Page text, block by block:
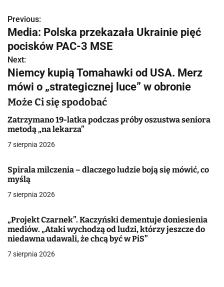
N
a
w
i
g
a
c
a
w
i
s
Previous:
Media: Polska przekazała Ukrainie pięć
pocisków PAC-3 MSE
Next:
Niemcy kupią Tomahawki od USA. Merz
mówi o „strategicznej luce” w obronie
Może Ci się spodobać
Zatrzymano 19-latka podczas próby oszustwa seniora
metodą „na lekarza”
7 sierpnia 2026
Spirala milczenia – dlaczego ludzie boją się mówić, co
myślą
7 sierpnia 2026
„Projekt Czarnek”. Kaczyński dementuje doniesienia
mediów. „Ataki wychodzą od ludzi, którzy jeszcze do
niedawna udawali, że chcą być w PiS”
7 sierpnia 2026